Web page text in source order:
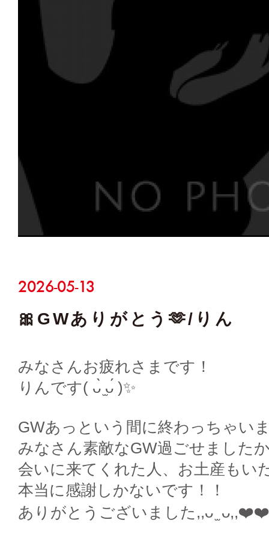
2026-05-13
🎀GWありがとう🫶/りん
みなさんお疲れさまです！
りんです( ᴗ̀ ̫ᴗ́ )✨
GWあっという間に終わっちゃい
みなさん素敵なGW過ごせました
会いに来てくれた人、お土産もい
本当に感謝しかないです！！
ありがとうございました,,ᴗ ̫ ᴗ,,❤️❤️